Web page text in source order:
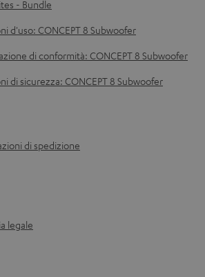
- Bundle
d'uso: CONCEPT 8 Subwoofer
di conformità: CONCEPT 8 Subwoofer
di sicurezza: CONCEPT 8 Subwoofer
di spedizione
legale